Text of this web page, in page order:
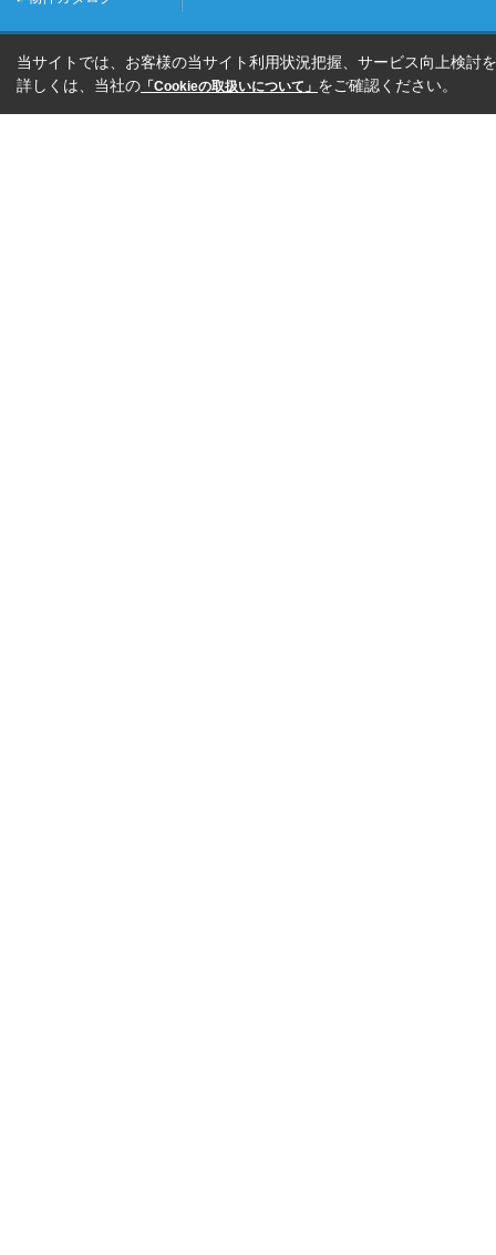
当サイトでは、お客様の当サイト利用状況把握、サービス向上検討
詳しくは、当社の 「Cookieの取扱いについて」 をご確認ください。